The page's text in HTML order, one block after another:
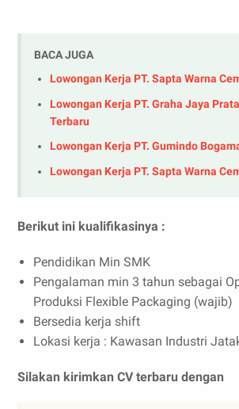
BACA JUGA
Lowongan Kerja PT. Sapta Warna
Lowongan Kerja PT. Graha Jaya
Terbaru
Lowongan Kerja PT. Gumindo
Lowongan Kerja PT. Sapta Warna
Berikut ini kualifikasinya :
Pendidikan Min SMK
Pengalaman min 3 tahun sebagai
Produksi Flexible Packaging (wajib)
Bersedia kerja shift
Lokasi kerja : Kawasan Industri
Silakan kirimkan CV terbaru dengan